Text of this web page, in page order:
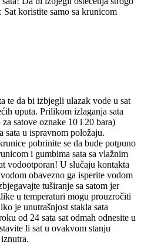
Sat koristite samo sa krunicom
te da bi izbjegli ulazak vode u sat
uputa. Prilikom izlaganja sata
satove oznake 10 i 20 bara)
u ispravnom položaju.
pobrinite se da bude potpuno
i gumbima sata sa vlažnim
vodootporan! U slučaju kontakta
obavezno ga isperite vodom
tuširanje sa satom jer
u temperaturi mogu prouzročiti
je unutrašnjost stakla sata
od 24 sata sat odmah odnesite u
li sat u ovakvom stanju